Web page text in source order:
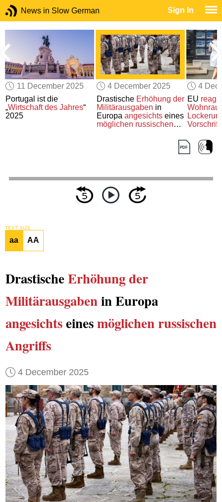
News in Slow German Sign In
11 December 2025
Portugal ist die
„Wirtschaft des Jahres“
2025
4 December 2025
Drastische Erhöhung der
Militärausgaben in
Europa angesichtseines
möglichen russischen
4
EU
TEXT SIZE
aa AA
DrastischeErhöhung der
Militärausgabenin Europa
angesichtseinesmöglichen russischen
Angriffs
4 December 2025